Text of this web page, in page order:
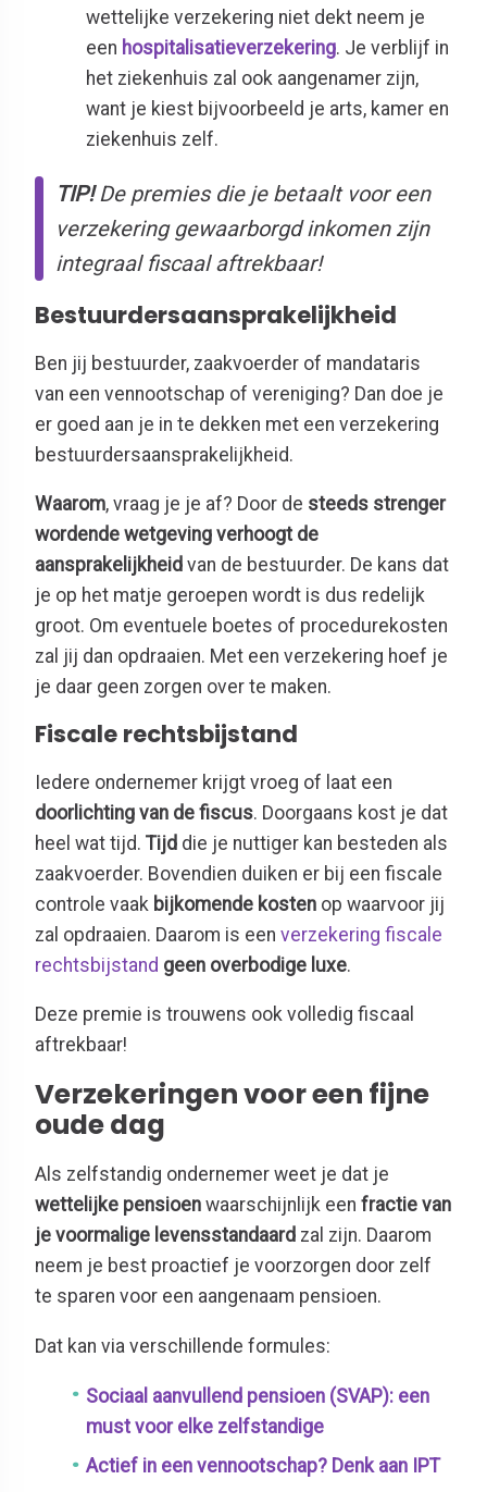
wettelijke verzekering niet dekt neem je
een hospitalisatieverzekering. Je verblijf in
het ziekenhuis zal ook aangenamer zijn,
want je kiest bijvoorbeeld je arts, kamer en
ziekenhuis zelf.
TIP!De premies die je betaalt voor een
verzekering gewaarborgd inkomen zijn
integraal fiscaal aftrekbaar!
Bestuurdersaansprakelijkheid
Ben jij bestuurder, zaakvoerder of mandataris
van een vennootschap of vereniging? Dan doe je
er goed aan je in te dekken met een verzekering
bestuurdersaansprakelijkheid.
Waarom, vraag je je af? Door de steeds strenger
wordende wetgeving verhoogt de
aansprakelijkheid van de bestuurder. De kans dat
je op het matje geroepen wordt is dus redelijk
groot. Om eventuele boetes of procedurekosten
zal jij dan opdraaien. Met een verzekering hoef je
je daar geen zorgen over te maken.
Fiscale rechtsbijstand
Iedere ondernemer krijgt vroeg of laat een
doorlichting van de fiscus. Doorgaans kost je dat
heel wat tijd. Tijd die je nuttiger kan besteden als
zaakvoerder. Bovendien duiken er bij een fiscale
controle vaak bijkomende kosten op waarvoor jij
zal opdraaien. Daarom is een verzekering fiscale
rechtsbijstand geen overbodige luxe.
Deze premie is trouwens ook volledig fiscaal
aftrekbaar!
Verzekeringen voor een fijne
oude dag
Als zelfstandig ondernemer weet je dat je
wettelijke pensioen waarschijnlijk een fractie van
je voormalige levensstandaard zal zijn. Daarom
neem je best proactief je voorzorgen door zelf
te sparen voor een aangenaam pensioen.
Dat kan via verschillende formules:
Sociaal aanvullend pensioen (SVAP): een
must voor elke zelfstandige
Actief in een vennootschap? Denk aan IPT